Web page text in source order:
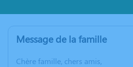
Message de la famille
Chère famille, chers amis,